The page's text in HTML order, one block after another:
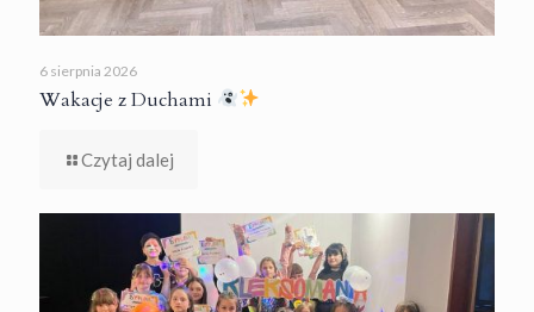
6 sierpnia 2026
Wakacje z Duchami
Czytaj dalej